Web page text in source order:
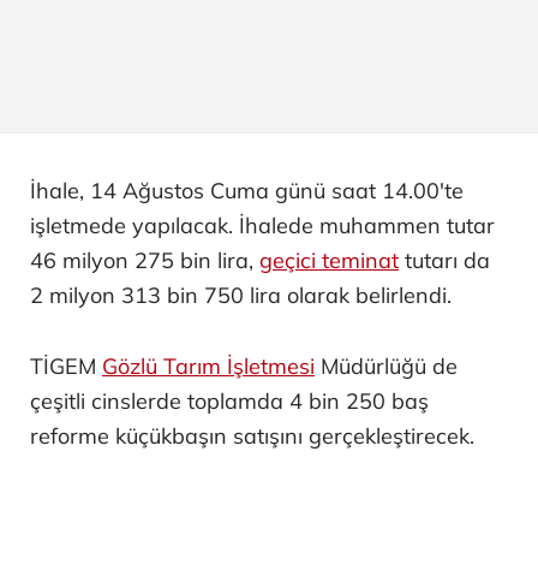
İhale, 14 Ağustos Cuma günü saat 14.00'te
işletmede yapılacak. İhalede muhammen tutar
46 milyon 275 bin lira, geçici teminat tutarı da
2 milyon 313 bin 750 lira olarak belirlendi.
TİGEM Gözlü Tarım İşletmesi Müdürlüğü de
çeşitli cinslerde toplamda 4 bin 250 baş
reforme küçükbaşın satışını gerçekleştirecek.